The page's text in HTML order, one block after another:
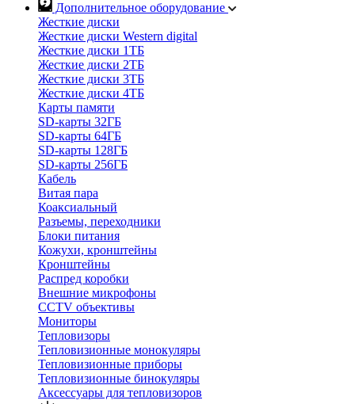
Дополнительное оборудование
Жесткие диски
Жесткие диски Western digital
Жесткие диски 1ТБ
Жесткие диски 2ТБ
Жесткие диски 3ТБ
Жесткие диски 4ТБ
Карты памяти
SD-карты 32ГБ
SD-карты 64ГБ
SD-карты 128ГБ
SD-карты 256ГБ
Кабель
Витая пара
Коаксиальный
Разъемы, переходники
Блоки питания
Кожухи, кронштейны
Кронштейны
Распред коробки
Внешние микрофоны
CCTV объективы
Мониторы
Тепловизоры
Тепловизионные монокуляры
Тепловизионные приборы
Тепловизионные бинокуляры
Аксессуары для тепловизоров